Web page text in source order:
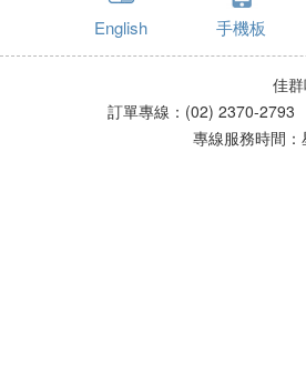
English 手機板
佳
訂單專線：(02) 2370-
專線服務時間